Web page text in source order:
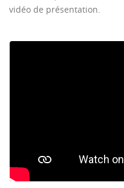
vidéo de présentation.